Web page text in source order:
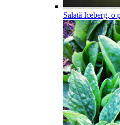
Salată Iceberg, o